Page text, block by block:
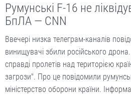
Румунські F-16 не
БпЛА — CNN
Ввечері низка телеграм-каналів
винищувачі збили російського
справді пролетів над територією
загрози". Про це повідомили
міністерство оборони країни.